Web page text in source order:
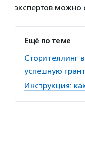
экспертов можно
Ещё по теме
Сторителлинг
успешную
Инструкция: